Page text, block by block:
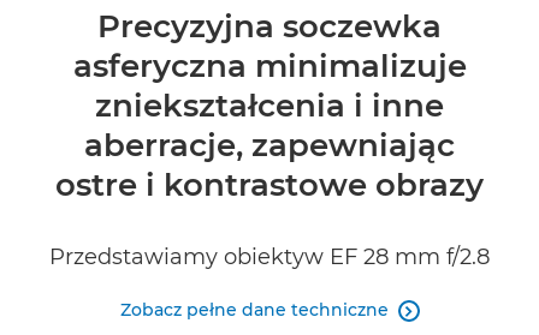
Wprowadzenie
Dane techniczne
Precyzyjna soczewka
asferyczna minimalizuje
zniekształcenia i inne
aberracje, zapewniając
ostre i kontrastowe obrazy
Przedstawiamy obiektyw EF 28 mm f/2.8
Zobacz pełne dane techniczne 